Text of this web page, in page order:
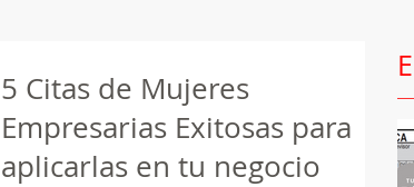
5 Citas de Mujeres
Empresarias Exitosas para
aplicarlas en tu negocio